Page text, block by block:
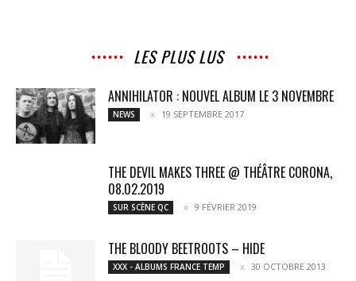
LES PLUS LUS
ANNIHILATOR : NOUVEL ALBUM LE 3 NOVEMBRE
NEWS 19 SEPTEMBRE 2017
THE DEVIL MAKES THREE @ THÉÂTRE CORONA,
08.02.2019
SUR SCÈNE QC 9 FÉVRIER 2019
THE BLOODY BEETROOTS – HIDE
XXX - ALBUMS FRANCE TEMP 30 OCTOBRE 2013